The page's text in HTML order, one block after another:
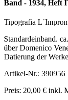
Band - 1934, Heft
Tipografia
Standardeinband.
über Domenico
Datierung der
Artikel-Nr.: 390956
Preis: 20,00 € inkl.